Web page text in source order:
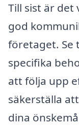
Till sist är
god
företaget. Se
specifika
att följa upp
säkerställa
dina